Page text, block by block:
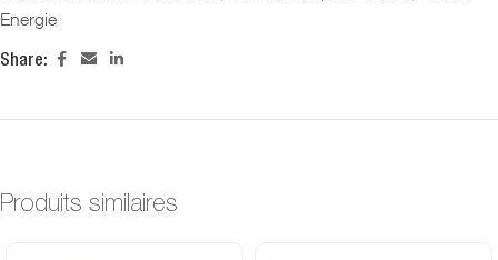
Energie
Share:
Produits similaires